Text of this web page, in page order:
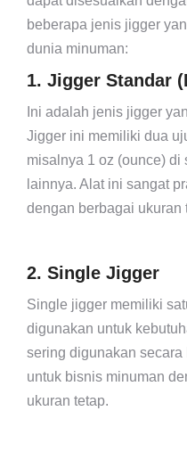
beberapa jenis jigger
dunia minuman:
1. Jigger Standar
Ini adalah jenis jigger
Jigger ini memiliki dua
misalnya 1 oz (ounce) di
lainnya. Alat ini sangat
dengan berbagai ukuran
2. Single Jigger
Single jigger memiliki
digunakan untuk
sering digunakan
untuk bisnis minuman
ukuran tetap.